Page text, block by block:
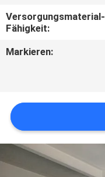
NACHRICHTEN
FORDERN
ZITAT
SITEMAP
Versorgungsmaterial-
Fähigkeit:
Markieren: